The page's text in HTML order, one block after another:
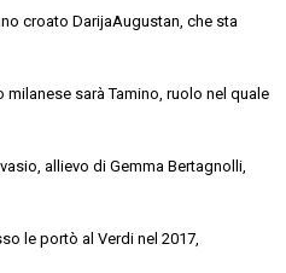
croato DarijaAugustan, che sta
milanese saràTamino, ruolo nel quale
, allievo di Gemma Bertagnolli,
le portò al Verdi nel 2017,